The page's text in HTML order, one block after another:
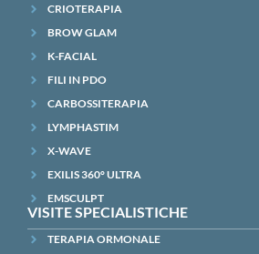
CRIOTERAPIA
BROW GLAM
K-FACIAL
FILI IN PDO
CARBOSSITERAPIA
LYMPHASTIM
X-WAVE
EXILIS 360° ULTRA
EMSCULPT
VISITE SPECIALISTICHE
TERAPIA ORMONALE